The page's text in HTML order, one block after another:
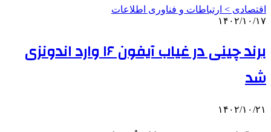
اقتصادی > ارتباطات و فناوری اطلاعات
۱۴۰۲/۱۰/۱۷
برند چینی در غیاب آیفون ۱۶ وارد اندونزی
شد
۱۴۰۲/۱۰/۲۱